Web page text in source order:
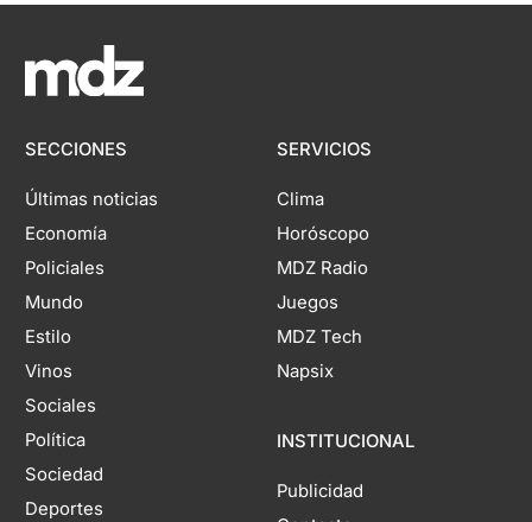
SECCIONES
Últimas noticias
Economía
Policiales
Mundo
Estilo
Vinos
Sociales
Política
Sociedad
Deportes
SERVICIOS
Clima
Horóscopo
MDZ Radio
Juegos
MDZ Tech
Napsix
INSTITUCIONAL
Publicidad